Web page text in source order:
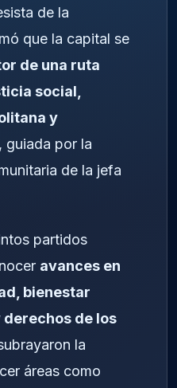
de la
que la capital se
de una ruta
social,
y
, guiada por la
de la jefa
partidos
avances en
bienestar
de los
la
áreas como